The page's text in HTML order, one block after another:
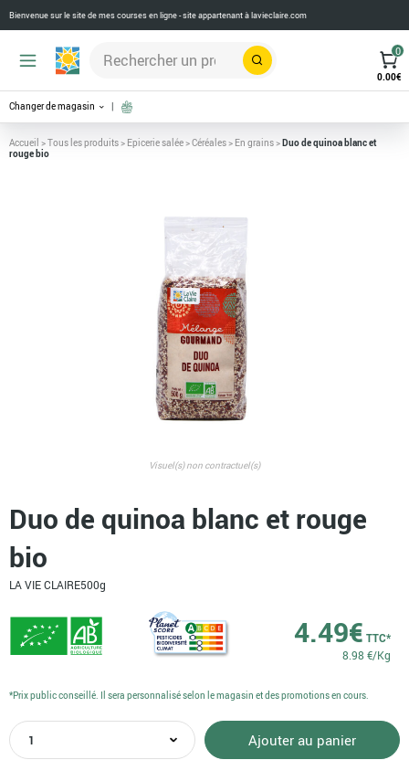
Bienvenue sur le site de mes courses en ligne - site appartenant àlavieclaire.com
Rechercher
0
0.00€
Changer de magasin
Accueil >Tous les produits> Epicerie salée>Céréales> En grains>Duo de quinoa blanc et
rouge bio
Visuel(s) non contractuel(s)
Duo de quinoa blanc et rouge
bio
LA VIE CLAIRE500g
4.49€ TTC*
8.98 €/Kg
quantité
de
Ajouter au panier
*Prix public conseillé. Il sera personnalisé selon le magasin et des promotions en cours.